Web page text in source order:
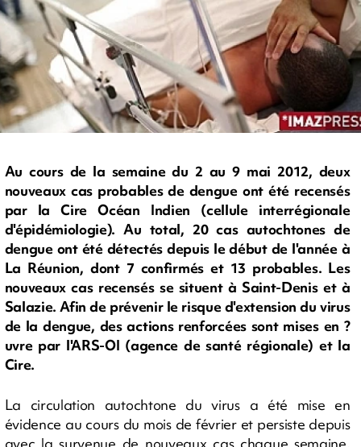
Au cours de la semaine du 2 au 9 mai 2012, deux
nouveaux cas probables de dengue ont été recensés
par la Cire Océan Indien (cellule interrégionale
d'épidémiologie). Au total, 20 cas autochtones de
dengue ont été détectés depuis le début de l'année à
La Réunion, dont 7 confirmés et 13 probables. Les
nouveaux cas recensés se situent à Saint-Denis et à
Salazie. Afin de prévenir le risque d'extension du virus
de la dengue, des actions renforcées sont mises en ?
uvre par l'ARS-OI (agence de santé régionale) et la
Cire.
La circulation autochtone du virus a été mise en
évidence au cours du mois de février et persiste depuis
avec la survenue de nouveaux cas chaque semaine.